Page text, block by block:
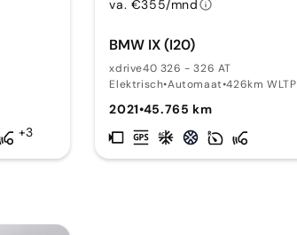
+3
BMW IX (I20)
xdrive40 326 - 326 AT
Elektrisch•Automaat•426km WLTP
2021•45.765 km
va. €355/mnd